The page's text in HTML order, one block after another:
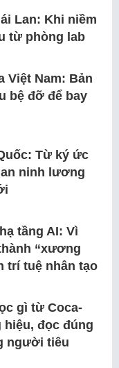
Lan: Khi niềm
từ phòng lab
Việt Nam: Bản
bệ đỡ để bay
Từ ký ức
ninh lương
tầng AI: Vì
“xương
trí tuệ nhân tạo
gì từ Coca-
đọc đúng
người tiêu